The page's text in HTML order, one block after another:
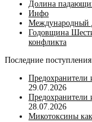
Долина
Инфо
Международный
Годовщина
конфликта
Последние поступления
Предохранители
29.07.2026
Предохранители
28.07.2026
Микотоксины